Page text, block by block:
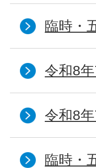
臨時・
令和8
令和8
臨時・